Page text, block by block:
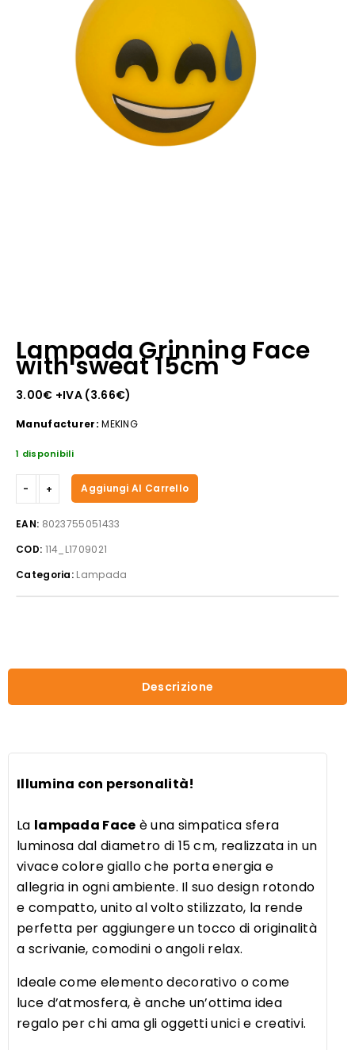
Lampada Grinning Face
with sweat 15cm
3.00€ +IVA (3.66€)
Manufacturer: MEKING
1 disponibili
Lampada
Grinning
Face
sweat
15cm
Aggiungi Al Carrello
EAN: 8023755051433
COD: 114_L1709021
Categoria: Lampada
Descrizione
Illumina con personalità!
La lampada Face è una simpatica sfera
luminosa dal diametro di 15 cm, realizzata in un
vivace colore giallo che porta energia e
allegria in ogni ambiente. Il suo design rotondo
e compatto, unito al volto stilizzato, la rende
perfetta per aggiungere un tocco di originalità
a scrivanie, comodini o angoli relax.
Ideale come elemento decorativo o come
luce d’atmosfera, è anche un’ottima idea
regalo per chi ama gli oggetti unici e creativi.